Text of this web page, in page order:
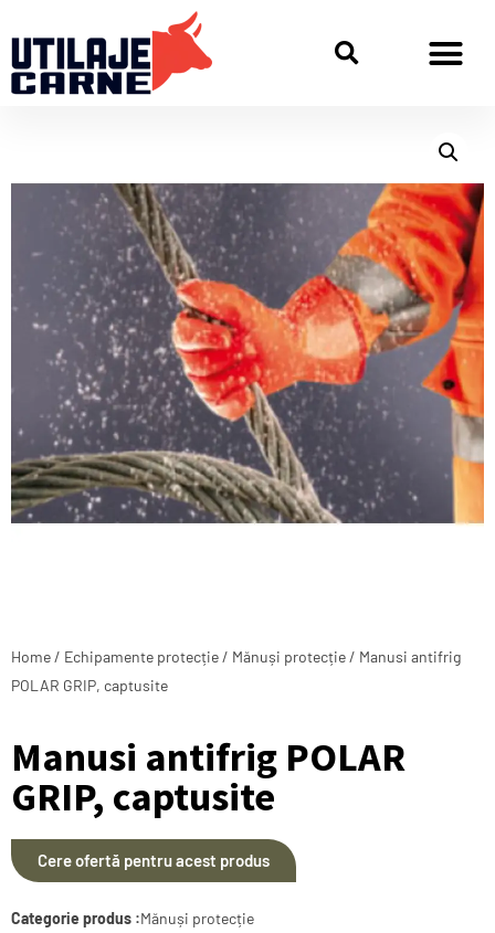
Home / Echipamente protecție / Mănuși protecție / Manusi antifrig
POLAR GRIP, captusite
Manusi antifrig POLAR
GRIP, captusite
Cere ofertă pentru acest produs
Categorie produs :Mănuși protecție